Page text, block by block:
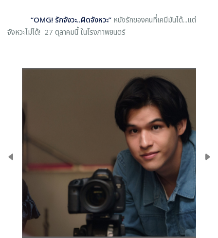
“OMG! รักจังวะ..ผิดจังหวะ” หนังรักของคนที่เคมีมันได้...แต่
จังหวะไม่ได้! 27 ตุลาคมนี้ ในโรงภาพยนตร์